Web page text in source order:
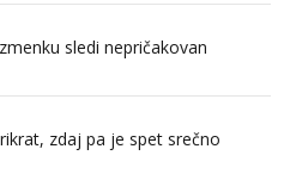
sledi nepričakovan
zdaj pa je spet srečno